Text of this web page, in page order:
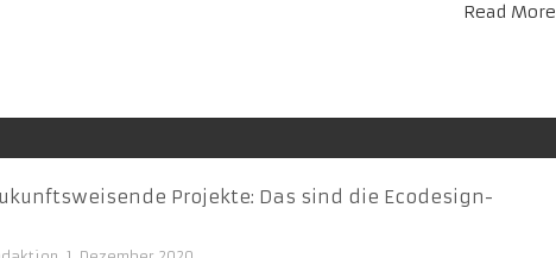
Read More
Projekte: Das sind die Ecodesign-